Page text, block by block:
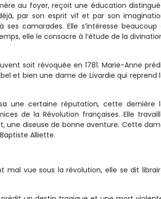
au foyer, reçoit une éducation
par son esprit vif et par son
camarades. Elle s’intéresse beaucoup
elle le consacre à l’étude de la
soit révoquée en 1781. Marie-Anne
et bien une dame de Livardie qui reprend
une certaine réputation, cette dernière
de la Révolution françaises. Elle
une diseuse de bonne aventure. Cette
Alliette.
mal vue sous la révolution, elle se dit